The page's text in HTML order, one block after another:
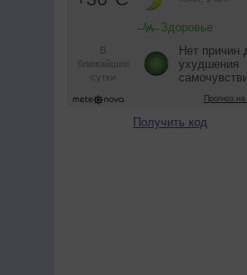
Получить код